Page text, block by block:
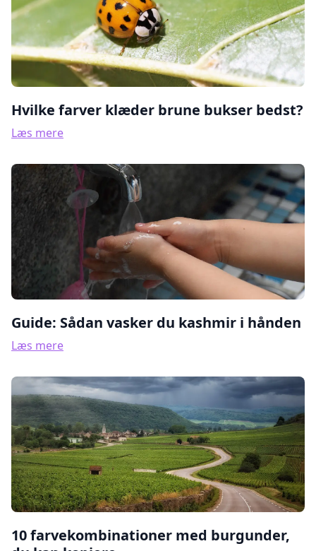
Hvilke farver klæder brune bukser bedst?
Læs mere
Guide: Sådan vasker du kashmir i hånden
Læs mere
10 farvekombinationer med burgunder,